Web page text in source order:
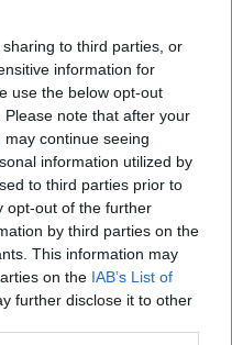
to third parties, or
information for
use the below opt-out
note that after your
continue seeing
information utilized by
to third parties prior to
opt-out of the further
by third parties on the
This information may
on the IAB’s List of
further disclose it to other
für schnelle
Hof, Außenstelle
zu
oder
Anschrift, Telefon
in der